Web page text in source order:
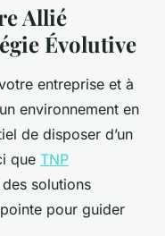
Allié
Évolutive
entreprise et à
environnement en
de disposer d’un
que TNP
solutions
pour guider